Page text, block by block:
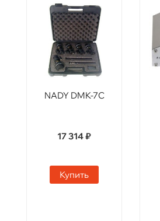
NADY DMK-7C
17 314 ₽
Купить